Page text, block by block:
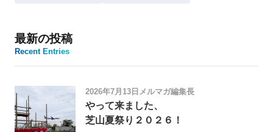
最新の投稿
Recent Entries
2026年7月13日 メルマガ編集長
やって来ました、
芝山夏祭り２０２６！